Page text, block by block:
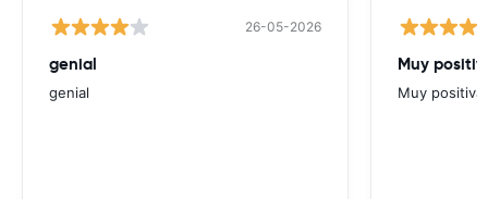
26-05-2026
genial
genial
Muy
Muy positiva